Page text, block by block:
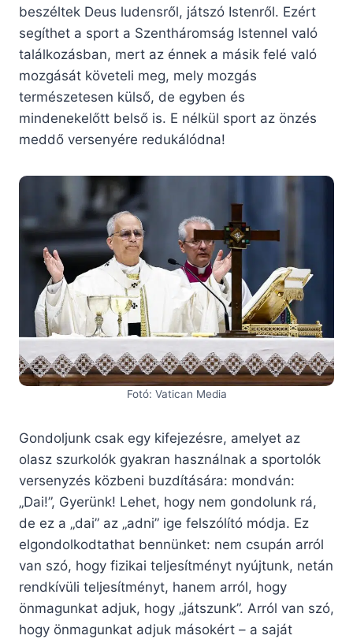
beszéltek Deus ludensről, játszó Istenről. Ezért
segíthet a sport a Szentháromság Istennel való
találkozásban, mert az énnek a másik felé való
mozgását követeli meg, mely mozgás
természetesen külső, de egyben és
mindenekelőtt belső is. E nélkül sport az önzés
meddő versenyére redukálódna!
Fotó: Vatican Media
Gondoljunk csak egy kifejezésre, amelyet az
olasz szurkolók gyakran használnak a sportolók
versenyzés közbeni buzdítására: mondván:
„Dai!”, Gyerünk! Lehet, hogy nem gondolunk rá,
de ez a „dai” az „adni” ige felszólító módja. Ez
elgondolkodtathat bennünket: nem csupán arról
van szó, hogy fizikai teljesítményt nyújtunk, netán
rendkívüli teljesítményt, hanem arról, hogy
önmagunkat adjuk, hogy „játszunk”. Arról van szó,
hogy önmagunkat adjuk másokért – a saját